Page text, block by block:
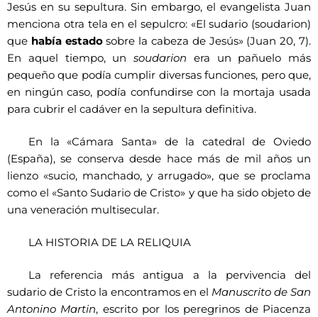
Jesús en su sepultura. Sin embargo, el evangelista Juan
menciona otra tela en el sepulcro: «El sudario (soudarion)
que había estadosobre la cabeza de Jesús» (Juan 20, 7).
En aquel tiempo, un soudarion era un pañuelo más
pequeño que podía cumplir diversas funciones, pero que,
en ningún caso, podía confundirse con la mortaja usada
para cubrir el cadáver en la sepultura definitiva.
En la «Cámara Santa» de la catedral de Oviedo
(España), se conserva desde hace más de mil años un
lienzo «sucio, manchado, y arrugado», que se proclama
como el «Santo Sudario de Cristo» y que ha sido objeto de
una veneración multisecular.
LA HISTORIA DE LA RELIQUIA
La referencia más antigua a la pervivencia del
sudario de Cristo la encontramos en el Manuscrito de San
Antonino Martin, escrito por los peregrinos de Piacenza